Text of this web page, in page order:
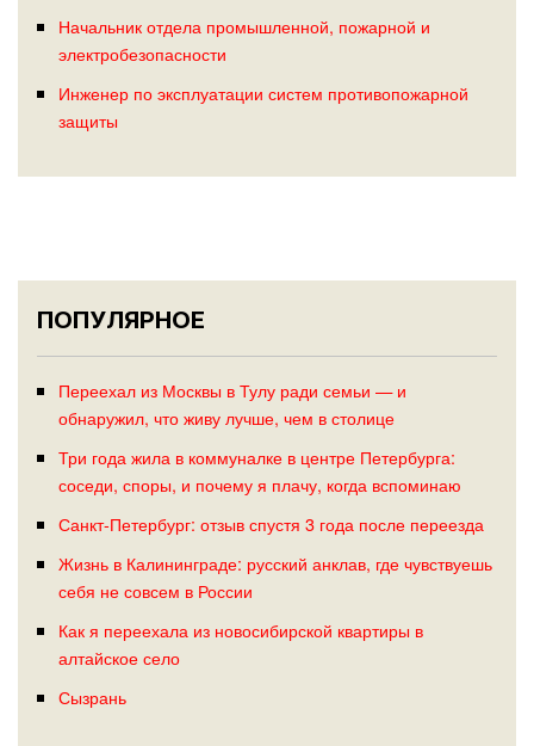
Начальник отдела промышленной, пожарной и
электробезопасности
Инженер по эксплуатации систем противопожарной
защиты
ПОПУЛЯРНОЕ
Переехал из Москвы в Тулу ради семьи — и
обнаружил, что живу лучше, чем в столице
Три года жила в коммуналке в центре Петербурга:
соседи, споры, и почему я плачу, когда вспоминаю
Санкт-Петербург: отзыв спустя 3 года после переезда
Жизнь в Калининграде: русский анклав, где чувствуешь
себя не совсем в России
Как я переехала из новосибирской квартиры в
алтайское село
Сызрань